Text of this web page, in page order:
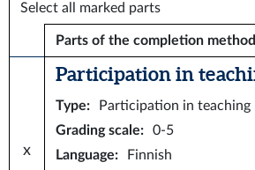
Select all marked parts
Parts of the completion
x
Participation in
Type:
Participation in teaching
Grading scale:
0-5
Language: Finnish